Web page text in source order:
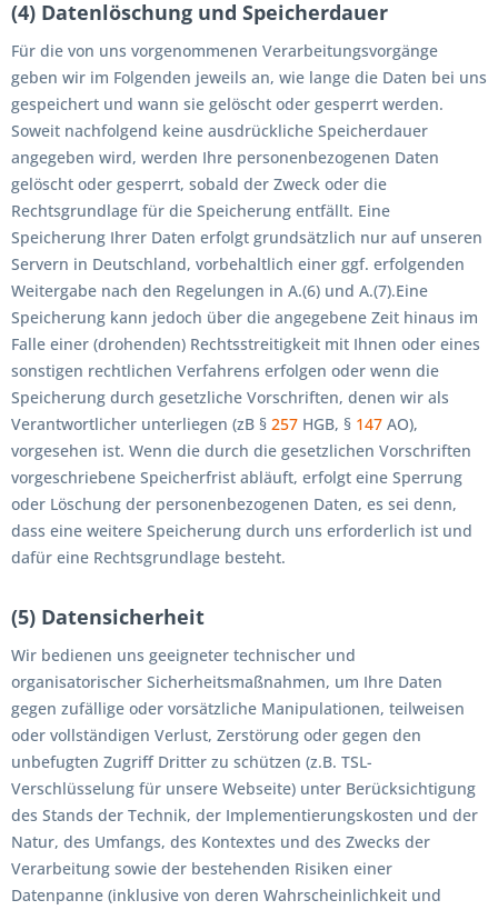
(4) Datenlöschung und Speicherdauer
Für die von uns vorgenommenen Verarbeitungsvorgänge
geben wir im Folgenden jeweils an, wie lange die Daten bei uns
gespeichert und wann sie gelöscht oder gesperrt werden.
Soweit nachfolgend keine ausdrückliche Speicherdauer
angegeben wird, werden Ihre personenbezogenen Daten
gelöscht oder gesperrt, sobald der Zweck oder die
Rechtsgrundlage für die Speicherung entfällt. Eine
Speicherung Ihrer Daten erfolgt grundsätzlich nur auf unseren
Servern in Deutschland, vorbehaltlich einer ggf. erfolgenden
Weitergabe nach den Regelungen in A.(6) und A.(7).Eine
Speicherung kann jedoch über die angegebene Zeit hinaus im
Falle einer (drohenden) Rechtsstreitigkeit mit Ihnen oder eines
sonstigen rechtlichen Verfahrens erfolgen oder wenn die
Speicherung durch gesetzliche Vorschriften, denen wir als
Verantwortlicher unterliegen (zB § 257 HGB, § 147 AO),
vorgesehen ist. Wenn die durch die gesetzlichen Vorschriften
vorgeschriebene Speicherfrist abläuft, erfolgt eine Sperrung
oder Löschung der personenbezogenen Daten, es sei denn,
dass eine weitere Speicherung durch uns erforderlich ist und
dafür eine Rechtsgrundlage besteht.
(5) Datensicherheit
Wir bedienen uns geeigneter technischer und
organisatorischer Sicherheitsmaßnahmen, um Ihre Daten
gegen zufällige oder vorsätzliche Manipulationen, teilweisen
oder vollständigen Verlust, Zerstörung oder gegen den
unbefugten Zugriff Dritter zu schützen (z.B. TSL-
Verschlüsselung für unsere Webseite) unter Berücksichtigung
des Stands der Technik, der Implementierungskosten und der
Natur, des Umfangs, des Kontextes und des Zwecks der
Verarbeitung sowie der bestehenden Risiken einer
Datenpanne (inklusive von deren Wahrscheinlichkeit und